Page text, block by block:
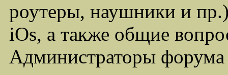
роутеры, наушники и
iOs, а также общие
Администраторы